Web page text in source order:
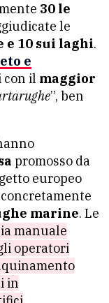
30 le
le
e 10 sui laghi.
e
con il maggior
”, ben
promosso da
europeo
marine. Le
manuale
operatori
in